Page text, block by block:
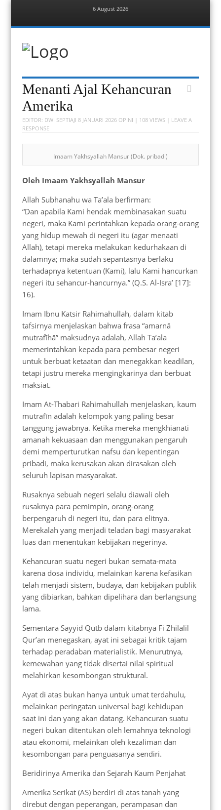
6 August 2026
Menu
to
Berita Bekasi
Menu
Skip
to
content
Menanti Ajal Kehancuran
Amerika
EDITOR: DWI SEPTIAJI 8 JANUARI 2026 OPINI | 108 VIEWS | LEAVE A
RESPONSE
Imaam Yakhsyallah Mansur (Dok. pribadi)
Oleh Imaam Yakhsyallah Mansur
Allah Subhanahu wa Ta’ala berfirman:
“Dan apabila Kami hendak membinasakan suatu
negeri, maka Kami perintahkan kepada orang-orang
yang hidup mewah di negeri itu (agar menaati
Allah), tetapi mereka melakukan kedurhakaan di
dalamnya; maka sudah sepantasnya berlaku
terhadapnya ketentuan (Kami), lalu Kami hancurkan
negeri itu sehancur-hancurnya.” (Q.S. Al-Isra’ [17]:
16).
Imam Ibnu Katsir Rahimahullah, dalam kitab
tafsirnya menjelaskan bahwa frasa “amarnā
mutrafīhā” maksudnya adalah, Allah Ta’ala
memerintahkan kepada para pembesar negeri
untuk berbuat ketaatan dan menegakkan keadilan,
tetapi justru mereka mengingkarinya dan berbuat
maksiat.
Imam At-Thabari Rahimahullah menjelaskan, kaum
mutrafīn adalah kelompok yang paling besar
tanggung jawabnya. Ketika mereka mengkhianati
amanah kekuasaan dan menggunakan pengaruh
demi memperturutkan nafsu dan kepentingan
pribadi, maka kerusakan akan dirasakan oleh
seluruh lapisan masyarakat.
Rusaknya sebuah negeri selalu diawali oleh
rusaknya para pemimpin, orang-orang
berpengaruh di negeri itu, dan para elitnya.
Merekalah yang menjadi teladan bagi masyarakat
luas dan menentukan kebijakan negerinya.
Kehancuran suatu negeri bukan semata-mata
karena dosa individu, melainkan karena kefasikan
telah menjadi sistem, budaya, dan kebijakan publik
yang dibiarkan, bahkan dipelihara dan berlangsung
lama.
Sementara Sayyid Qutb dalam kitabnya Fi Zhilalil
Qur’an menegaskan, ayat ini sebagai kritik tajam
terhadap peradaban materialistik. Menurutnya,
kemewahan yang tidak disertai nilai spiritual
melahirkan kesombongan struktural.
Ayat di atas bukan hanya untuk umat terdahulu,
melainkan peringatan universal bagi kehidupan
saat ini dan yang akan datang. Kehancuran suatu
negeri bukan ditentukan oleh lemahnya teknologi
atau ekonomi, melainkan oleh kezaliman dan
kesombongan para penguasanya sendiri.
Beridirinya Amerika dan Sejarah Kaum Penjahat
Amerika Serikat (AS) berdiri di atas tanah yang
direbut dengan peperangan, perampasan dan